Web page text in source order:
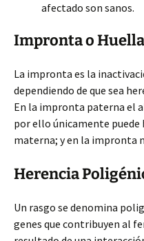
afectado son sanos.
Impronta o
La impronta es la
dependiendo de que sea
En la impronta paterna el
por ello únicamente puede
materna; y en la impronta
Herencia
Un rasgo se denomina
genes que contribuyen al